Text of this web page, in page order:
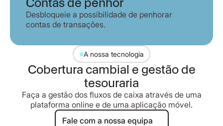
Desbloqueie a possibilidade de penhorar
contas de transações.
A nossa tecnologia
Cobertura cambial e gestão de
tesouraria
Faça a gestão dos fluxos de caixa através de uma
plataforma online e de uma aplicação móvel.
Fale com a nossa equipa
Fale com a nossa equipa